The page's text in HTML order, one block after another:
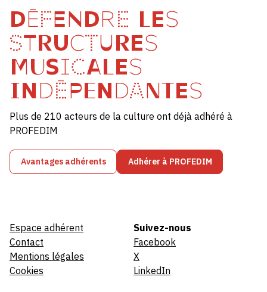
DÉFENDRE LES
STRUCTURES
MUSICALES
INDÉPENDANTES
Plus de 210 acteurs de la culture ont déjà adhéré à
PROFEDIM
Avantages adhérents Adhérer à PROFEDIM
Espace adhérent
Contact
Mentions légales
Cookies
Suivez-nous
Facebook
X
LinkedIn